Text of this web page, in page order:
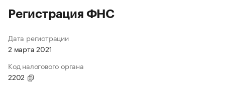
Регистрация ФНС
Дата регистрации
2 марта 2021
Код налогового органа
2202